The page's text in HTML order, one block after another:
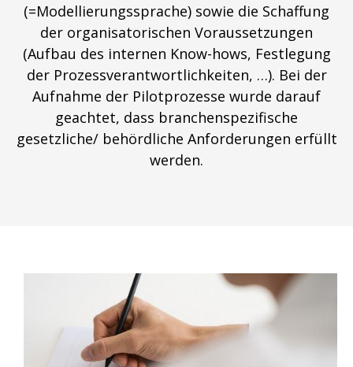
(=Modellierungssprache) sowie die Schaffung
der organisatorischen Voraussetzungen
(Aufbau des internen Know-hows, Festlegung
der Prozessverantwortlichkeiten, …). Bei der
Aufnahme der Pilotprozesse wurde darauf
geachtet, dass branchenspezifische
gesetzliche/ behördliche Anforderungen erfüllt
werden.